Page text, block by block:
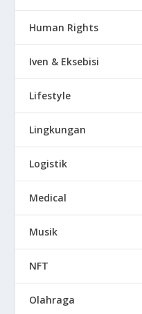
Human Rights
Iven & Eksebisi
Lifestyle
Lingkungan
Logistik
Medical
Musik
NFT
Olahraga